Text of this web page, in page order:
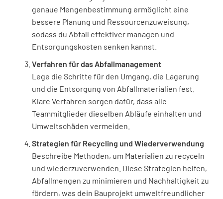
genaue Mengenbestimmung ermöglicht eine
bessere Planung und Ressourcenzuweisung,
sodass du Abfall effektiver managen und
Entsorgungskosten senken kannst.
Verfahren für das Abfallmanagement
Lege die Schritte für den Umgang, die Lagerung
und die Entsorgung von Abfallmaterialien fest.
Klare Verfahren sorgen dafür, dass alle
Teammitglieder dieselben Abläufe einhalten und
Umweltschäden vermeiden.
Strategien für Recycling und Wiederverwendung
Beschreibe Methoden, um Materialien zu recyceln
und wiederzuverwenden. Diese Strategien helfen,
Abfallmengen zu minimieren und Nachhaltigkeit zu
fördern, was dein Bauprojekt umweltfreundlicher
Geschätzte Gesamtmenge der Bauabfälle
Geschätzte Menge der verwertbaren
Bauabfälle
Geschätzte Menge der zu beseitigenden
Bauabfälle